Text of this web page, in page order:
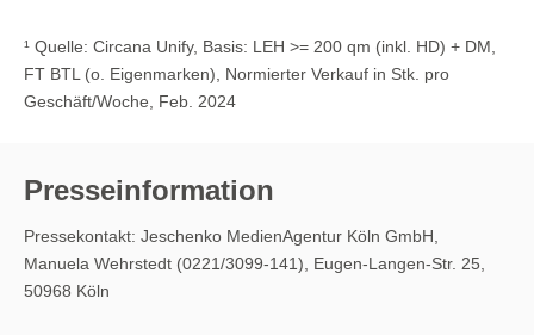
¹ Quelle: Circana Unify, Basis: LEH >= 200 qm (inkl. HD) + DM,
FT BTL (o. Eigenmarken), Normierter Verkauf in Stk. pro
Geschäft/Woche, Feb. 2024
Presseinformation
Pressekontakt: Jeschenko MedienAgentur Köln GmbH,
Manuela Wehrstedt (0221/3099-141), Eugen-Langen-Str. 25,
50968 Köln